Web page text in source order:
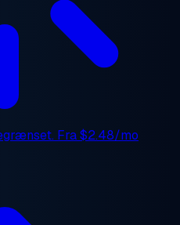
Fra$2.48/mo